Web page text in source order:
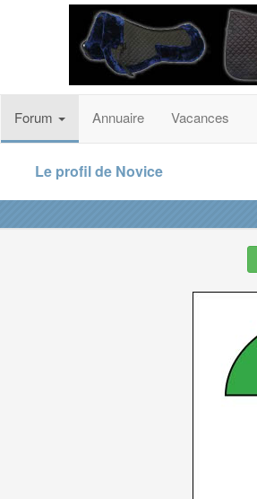
Forum Annuaire Vacances
Le profil de Novice